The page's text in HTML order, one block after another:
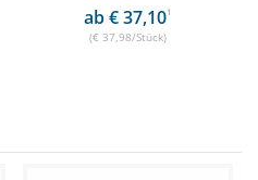
ab € 37,101
(€ 37,98/Stück)